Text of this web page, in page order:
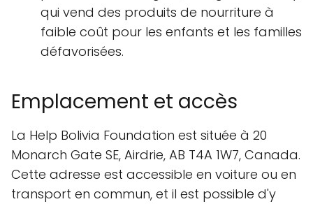
qui vend des produits de nourriture à
faible coût pour les enfants et les familles
défavorisées.
Emplacement et accès
La Help Bolivia Foundation est située à 20
Monarch Gate SE, Airdrie, AB T4A 1W7, Canada.
Cette adresse est accessible en voiture ou en
transport en commun, et il est possible d'y